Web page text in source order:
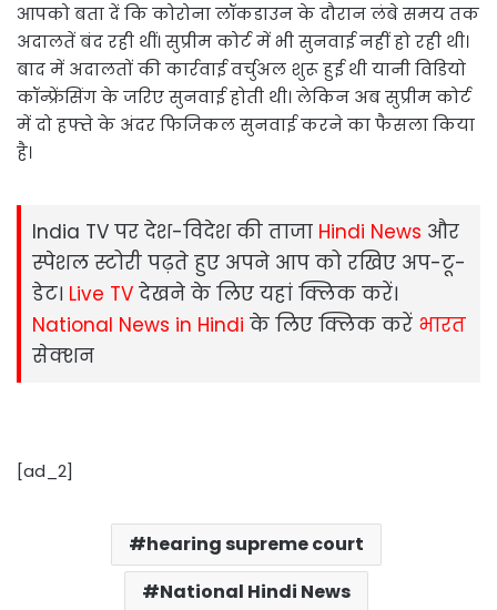
आपको बता दें कि कोरोना लॉकडाउन के दौरान लंबे समय तक
अदालतें बंद रही थीं। सुप्रीम कोर्ट में भी सुनवाई नहीं हो रही थी।
बाद में अदालतों की कार्रवाई वर्चुअल शुरू हुई थी यानी विडियो
कॉन्फ्रेंसिंग के जरिए सुनवाई होती थी। लेकिन अब सुप्रीम कोर्ट
में दो हफ्ते के अंदर फिजिकल सुनवाई करने का फैसला किया
है।
India TV पर देश-विदेश की ताजा Hindi News और
स्‍पेशल स्‍टोरी पढ़ते हुए अपने आप को रखिए अप-टू-
डेट। Live TV देखने के लिए यहां क्लिक करें।
National News in Hindi के लिए क्लिक करें भारत
सेक्‍शन
[ad_2]
hearing supreme court
National Hindi News